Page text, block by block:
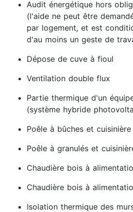
Audit énergétique hors
(l'aide ne peut être
par logement, et est
d'au moins un geste de
Dépose de cuve à fioul
Ventilation double flux
Partie thermique d'un
(système hybride
Poêle à bûches et
Poêle à granulés et
Chaudière bois à
Chaudière bois à
Isolation thermique des